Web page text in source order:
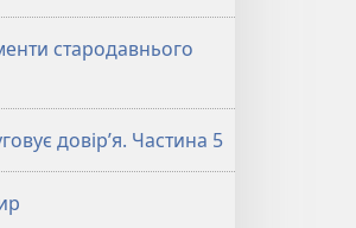
стародавнього
довір’я. Частина 5